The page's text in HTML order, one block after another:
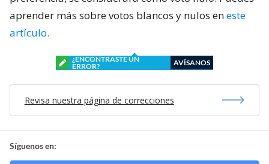
aprender más sobre votos blancos y nulos eneste
artículo.
¿ENCONTRASTE UN
ERROR?
AVÍSANOS
Revisa nuestra página de correcciones
Síguenos en: